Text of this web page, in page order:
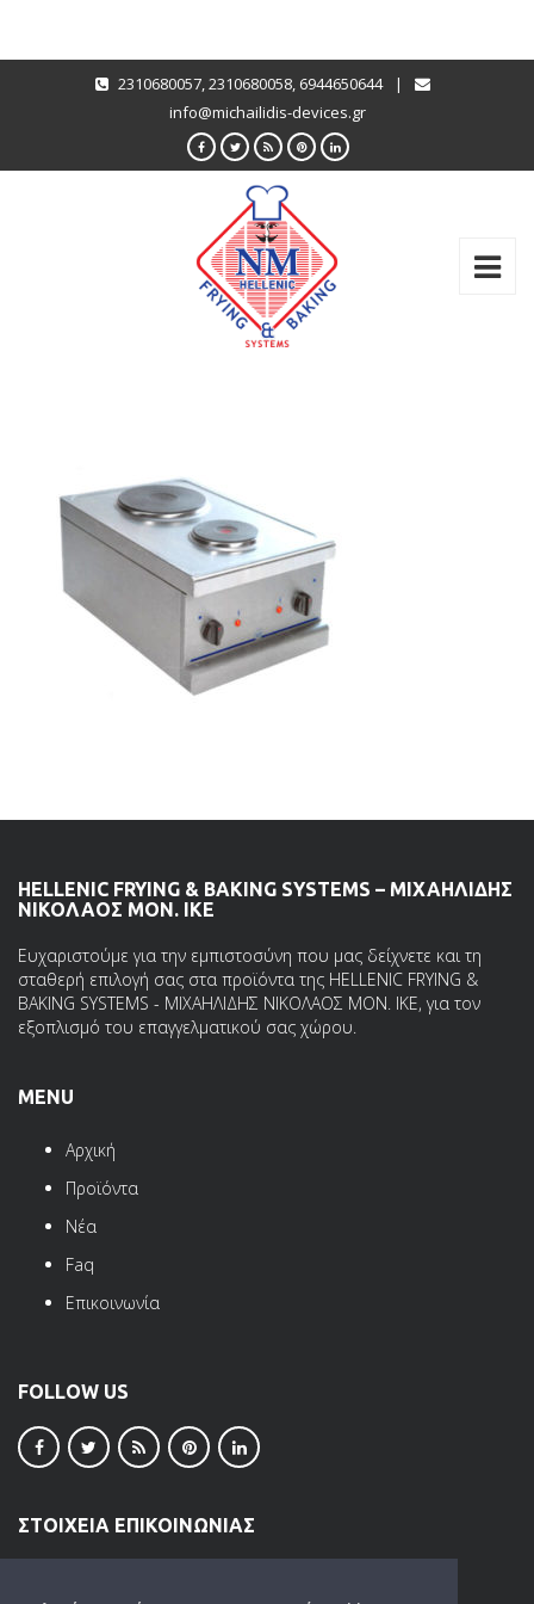
2310680057,2310680058, 6944650644
|
info@michailidis-devices.gr
HELLENIC FRYING & BAKING SYSTEMS – ΜΙΧΑΗΛΙΔΗΣ
ΝΙΚΟΛΑΟΣ ΜΟΝ. ΙΚΕ
Ευχαριστούμε για την εμπιστοσύνη που μας δείχνετε και τη
σταθερή επιλογή σας στα προϊόντα της HELLENIC FRYING &
BAKING SYSTEMS - ΜΙΧΑΗΛΙΔΗΣ ΝΙΚΟΛΑΟΣ ΜΟΝ. ΙΚΕ, για τον
εξοπλισμό του επαγγελματικού σας χώρου.
MENU
Αρχική
Προϊόντα
Νέα
Faq
Επικοινωνία
FOLLOW US
ΣΤΟΙΧΕΙΑ ΕΠΙΚΟΙΝΩΝΙΑΣ